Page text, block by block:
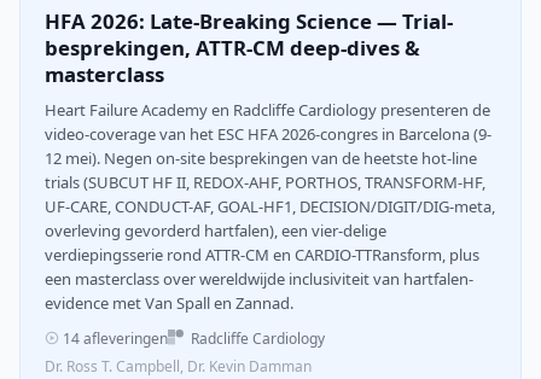
HFA 2026: Late-Breaking Science — Trial-
besprekingen, ATTR-CM deep-dives &
masterclass
Heart Failure Academy en Radcliffe Cardiology presenteren de
video-coverage van het ESC HFA 2026-congres in Barcelona (9-
12 mei). Negen on-site besprekingen van de heetste hot-line
trials (SUBCUT HF II, REDOX-AHF, PORTHOS, TRANSFORM-HF,
UF-CARE, CONDUCT-AF, GOAL-HF1, DECISION/DIGIT/DIG-meta,
overleving gevorderd hartfalen), een vier-delige
verdiepingsserie rond ATTR-CM en CARDIO-TTRansform, plus
een masterclass over wereldwijde inclusiviteit van hartfalen-
evidence met Van Spall en Zannad.
14 afleveringen
Radcliffe Cardiology
Dr. Ross T. Campbell, Dr. Kevin Damman